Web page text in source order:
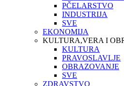
PČELARSTVO
INDUSTRIJA
SVE
EKONOMIJA
KULTURA,VERA I
KULTURA
PRAVOSLAVLJE
OBRAZOVANJE
SVE
ZDRAVSTVO